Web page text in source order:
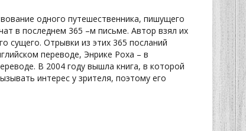
одного путешественника, пишущего
в последнем 365 –м письме. Автор взял их
сущего. Отрывки из этих 365 посланий
переводе, Энрике Роха – в
В 2004 году вышла книга, в которой
интерес у зрителя, поэтому его